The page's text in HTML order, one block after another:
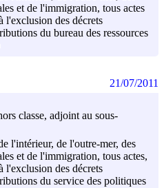
et de l'immigration, tous actes
l'exclusion des décrets
du bureau des ressources
classe, adjoint au sous-
l'intérieur, de l'outre-mer, des
et de l'immigration, tous actes,
l'exclusion des décrets
du service des politiques
21/07/2011